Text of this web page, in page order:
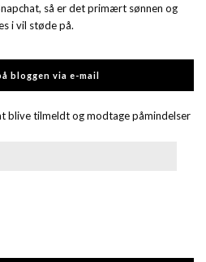
så er det primært sønnen og
i vil støde på.
bloggen via e-mail
blive tilmeldt og modtage påmindelser